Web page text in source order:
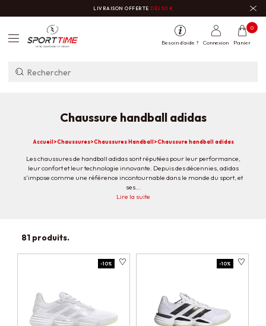
LIVRAISON OFFERTE DÈS 50 €
Besoin d'aide ? Connexion Panier
0
Chaussure handball adidas
Accueil>Chaussures>Chaussures Handball>Chaussure handball adidas
Les chaussures de handball adidas sont réputées pour leur performance,
leur confort et leur technologie innovante. Depuis des décennies, adidas
s’impose comme une référence incontournable dans le monde du sport, et
ses...
chaussures de handball adidassont réputées pour leur performance,
chaussures sont conçues pour répondre aux exigences particulières de ce
Lire la suite
81 produits.
-10% -10%